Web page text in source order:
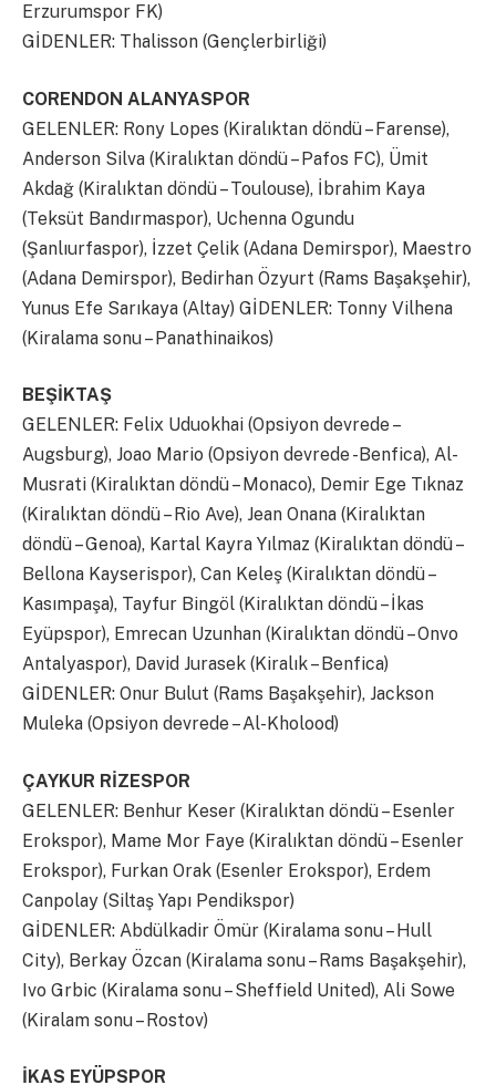
Erzurumspor FK)
GİDENLER: Thalisson (Gençlerbirliği)
CORENDON ALANYASPOR
GELENLER: Rony Lopes (Kiralıktan döndü – Farense),
Anderson Silva (Kiralıktan döndü – Pafos FC), Ümit
Akdağ (Kiralıktan döndü – Toulouse), İbrahim Kaya
(Teksüt Bandırmaspor), Uchenna Ogundu
(Şanlıurfaspor), İzzet Çelik (Adana Demirspor), Maestro
(Adana Demirspor), Bedirhan Özyurt (Rams Başakşehir),
Yunus Efe Sarıkaya (Altay) GİDENLER: Tonny Vilhena
(Kiralama sonu – Panathinaikos)
BEŞİKTAŞ
GELENLER: Felix Uduokhai (Opsiyon devrede –
Augsburg), Joao Mario (Opsiyon devrede -Benfica), Al-
Musrati (Kiralıktan döndü – Monaco), Demir Ege Tıknaz
(Kiralıktan döndü – Rio Ave), Jean Onana (Kiralıktan
döndü – Genoa), Kartal Kayra Yılmaz (Kiralıktan döndü –
Bellona Kayserispor), Can Keleş (Kiralıktan döndü –
Kasımpaşa), Tayfur Bingöl (Kiralıktan döndü – İkas
Eyüpspor), Emrecan Uzunhan (Kiralıktan döndü – Onvo
Antalyaspor), David Jurasek (Kiralık – Benfica)
GİDENLER: Onur Bulut (Rams Başakşehir), Jackson
Muleka (Opsiyon devrede – Al-Kholood)
ÇAYKUR RİZESPOR
GELENLER: Benhur Keser (Kiralıktan döndü – Esenler
Erokspor), Mame Mor Faye (Kiralıktan döndü – Esenler
Erokspor), Furkan Orak (Esenler Erokspor), Erdem
Canpolay (Siltaş Yapı Pendikspor)
GİDENLER: Abdülkadir Ömür (Kiralama sonu – Hull
City), Berkay Özcan (Kiralama sonu – Rams Başakşehir),
Ivo Grbic (Kiralama sonu – Sheffield United), Ali Sowe
(Kiralam sonu – Rostov)
İKAS EYÜPSPOR